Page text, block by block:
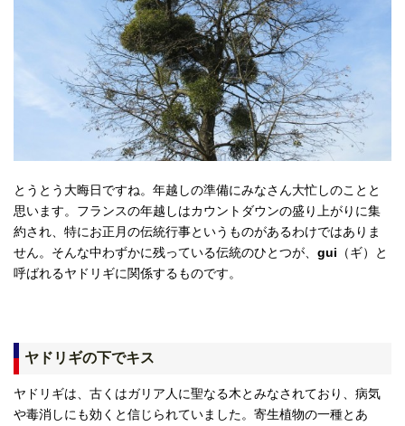
とうとう大晦日ですね。年越しの準備にみなさん大忙しのことと
思います。フランスの年越しはカウントダウンの盛り上がりに集
約され、特にお正月の伝統行事というものがあるわけではありま
せん。そんな中わずかに残っている伝統のひとつが、 gui （ギ）と
呼ばれるヤドリギに関係するものです。
ヤドリギの下でキス
ヤドリギは、古くはガリア人に聖なる木とみなされており、病気
や毒消しにも効くと信じられていました。寄生植物の一種とあ